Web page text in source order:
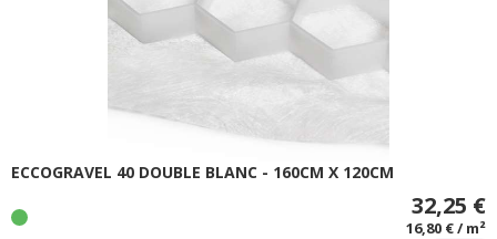
ECCOGRAVEL 40 DOUBLE BLANC - 160CM X 120CM
32,25 €
16,80 € / m²